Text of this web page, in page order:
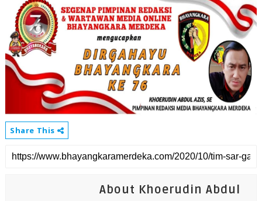
Share This
About Khoerudin Abdul